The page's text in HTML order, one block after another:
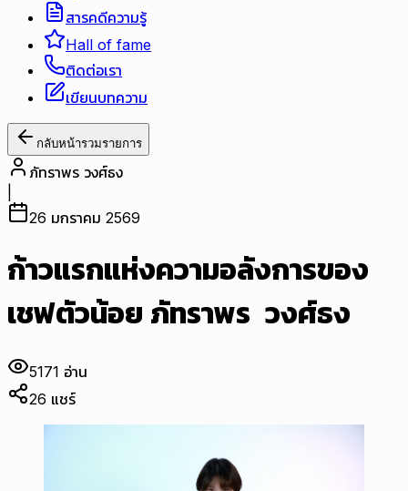
สารคดีความรู้
Hall of fame
ติดต่อเรา
เขียนบทความ
กลับหน้ารวมรายการ
ภัทราพร วงศ์ธง
26 มกราคม 2569
ก้าวแรกแห่งความอลังการของ
เชฟตัวน้อย ภัทราพร วงศ์ธง
5171 อ่าน
26 แชร์